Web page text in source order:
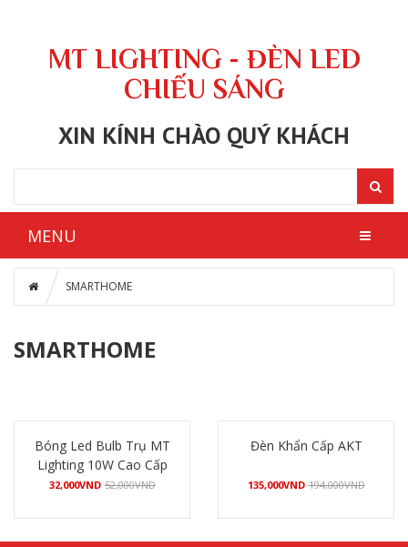
MT LIGHTING - ĐÈN LED
CHIẾU SÁNG
XIN KÍNH CHÀO QUÝ KHÁCH
MENU
SMARTHOME
SMARTHOME
Bóng Led Bulb Trụ MT
Lighting 10W Cao Cấp
32,000VND 52,000VND
Đèn Khẩn Cấp AKT
135,000VND 194,000VND